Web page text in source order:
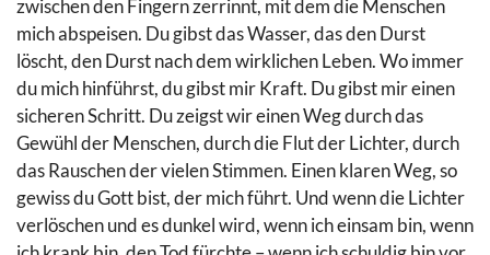
zwischen den Fingern zerrinnt, mit dem die Menschen
mich abspeisen. Du gibst das Wasser, das den Durst
löscht, den Durst nach dem wirklichen Leben. Wo immer
du mich hinführst, du gibst mir Kraft. Du gibst mir einen
sicheren Schritt. Du zeigst wir einen Weg durch das
Gewühl der Menschen, durch die Flut der Lichter, durch
das Rauschen der vielen Stimmen. Einen klaren Weg, so
gewiss du Gott bist, der mich führt. Und wenn die Lichter
verlöschen und es dunkel wird, wenn ich einsam bin, wenn